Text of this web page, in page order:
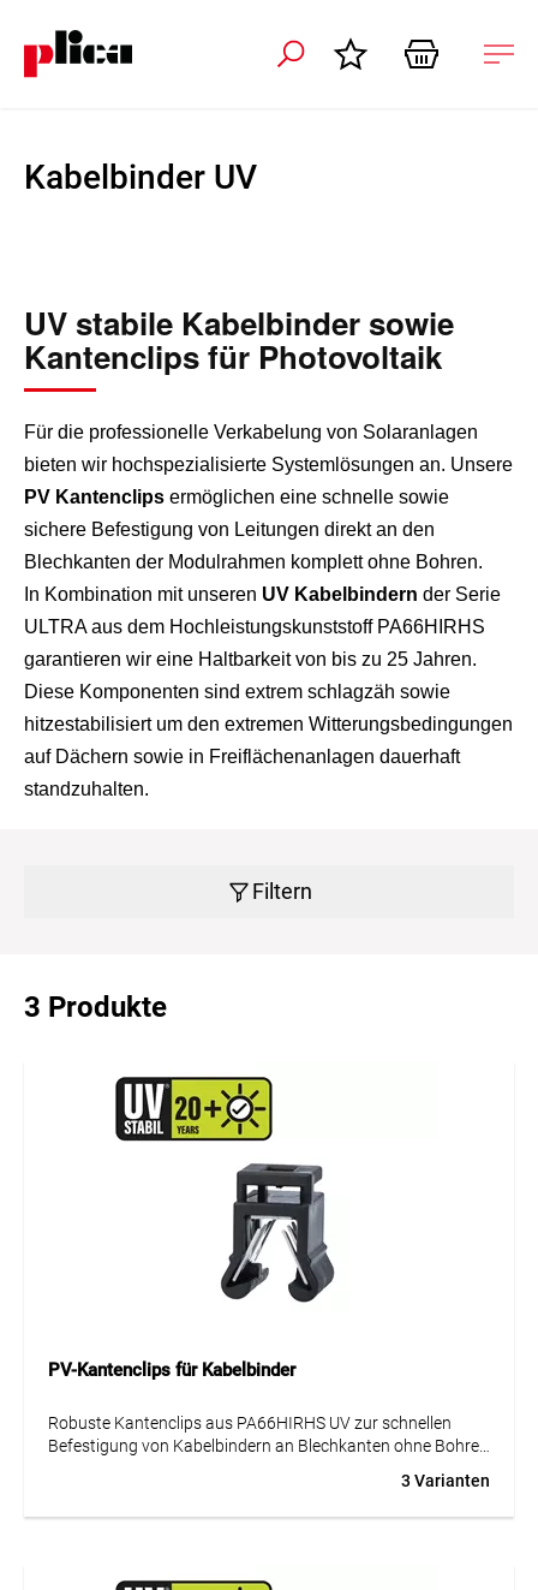
Kabelbinder UV
UV stabile Kabelbinder sowie
Kantenclips für Photovoltaik
Für die professionelle Verkabelung von Solaranlagen
bieten wir hochspezialisierte Systemlösungen an. Unsere
PV Kantenclips ermöglichen eine schnelle sowie
sichere Befestigung von Leitungen direkt an den
Blechkanten der Modulrahmen komplett ohne Bohren.
In Kombination mit unseren UV Kabelbindern der Serie
ULTRA aus dem Hochleistungskunststoff PA66HIRHS
garantieren wir eine Haltbarkeit von bis zu 25 Jahren.
Diese Komponenten sind extrem schlagzäh sowie
hitzestabilisiert um den extremen Witterungsbedingungen
auf Dächern sowie in Freiflächenanlagen dauerhaft
standzuhalten.
Filtern
3 Produkte
PV-Kantenclips für Kabelbinder
Robuste Kantenclips aus PA66HIRHS UV zur schnellen
Befestigung von Kabelbindern an Blechkanten ohne Bohren
mm, seitliche oder obere Montage, UV-stabil, halogenfrei,
für Innen- und Außeneinsatz.
3 Varianten